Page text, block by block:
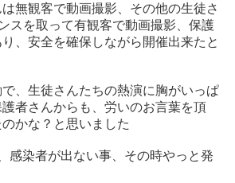
無観客で動画撮影、その他の生徒さ
スを取って有観客で動画撮影、保護
、安全を確保しながら開催出来たと
、生徒さんたちの熱演に胸がいっぱ
者さんからも、労いのお言葉を頂
かな？と思いました
感染者が出ない事、その時やっと発